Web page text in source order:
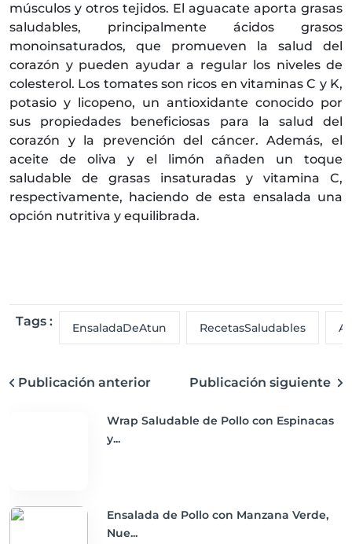
músculos y otros tejidos. El aguacate aporta grasas
saludables, principalmente ácidos grasos
monoinsaturados, que promueven la salud del
corazón y pueden ayudar a regular los niveles de
colesterol. Los tomates son ricos en vitaminas C y K,
potasio y licopeno, un antioxidante conocido por
sus propiedades beneficiosas para la salud del
corazón y la prevención del cáncer. Además, el
aceite de oliva y el limón añaden un toque
saludable de grasas insaturadas y vitamina C,
respectivamente, haciendo de esta ensalada una
opción nutritiva y equilibrada.
Tags : EnsaladaDeAtun RecetasSaludables
Publicación anterior Publicación siguiente
Wrap Saludable de Pollo con Espinacas
y...
Ensalada de Pollo con Manzana Verde,
Nue...